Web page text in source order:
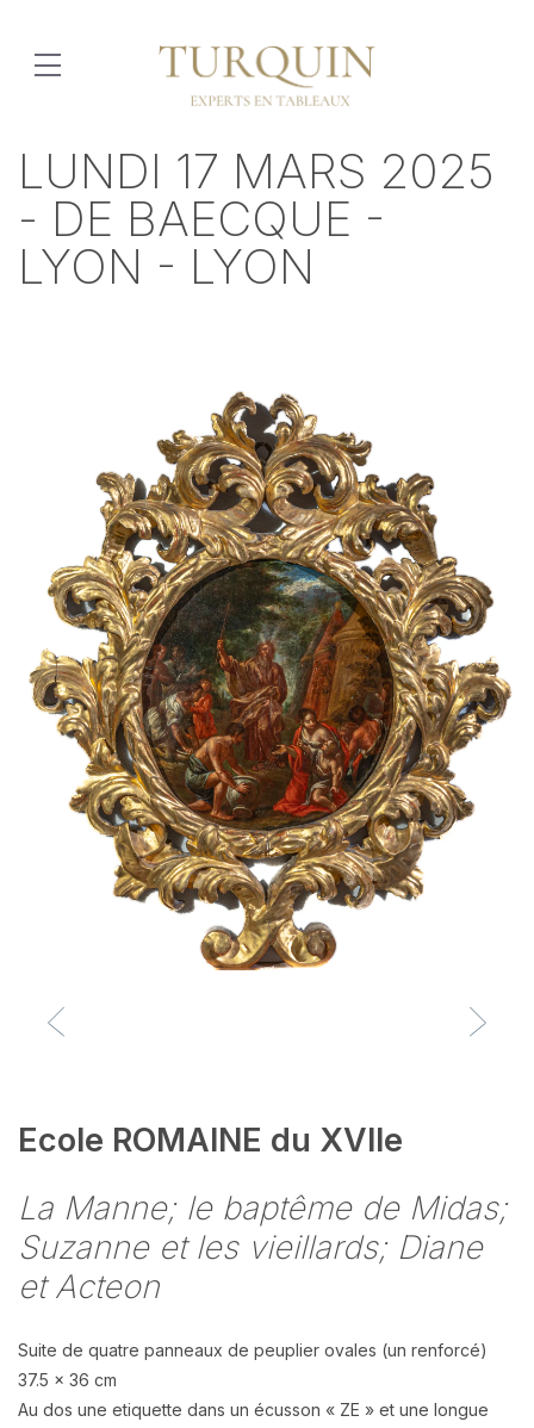
LUNDI 17 MARS 2025
- DE BAECQUE -
LYON - LYON
Ecole ROMAINE du XVIIe
La Manne; le baptême de Midas;
Suzanne et les vieillards; Diane
et Acteon
Suite de quatre panneaux de peuplier ovales (un renforcé)
37.5 x 36 cm
Au dos une etiquette dans un écusson « ZE » et une longue